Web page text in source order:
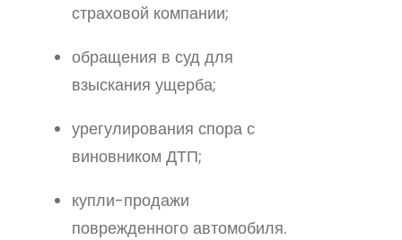
страховой компании;
обращения в суд для
взыскания ущерба;
урегулирования спора с
виновником ДТП;
купли-продажи
поврежденного автомобиля.